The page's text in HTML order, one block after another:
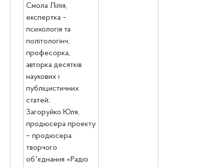
Смола Лілія,
експертка –
психологія та
політологінч,
професорка,
авторка десятків
наукових і
публіцистичних
статей;
Загоруйко Юля,
продюсера проекту
– продюсера
творчого
обʼєднання «Радіо